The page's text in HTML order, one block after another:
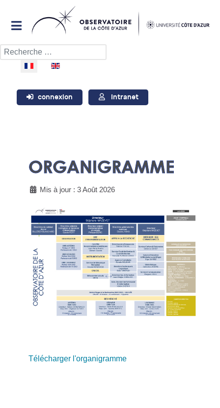
Rechercher
Sélectionnez votre langue
connexion Intranet
ORGANIGRAMME
Mis à jour : 3 Août 2026
Télécharger l'organigramme